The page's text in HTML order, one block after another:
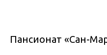
Пансионат «Сан-